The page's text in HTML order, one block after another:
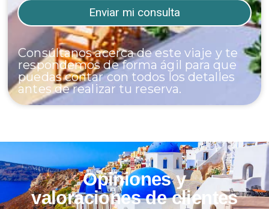
Consúltanos acerca de este viaje y te
respondemos de forma ágil para que
puedas contar con todos los detalles
antes de realizar tu reserva.
Opiniones y
valoraciones de clientes